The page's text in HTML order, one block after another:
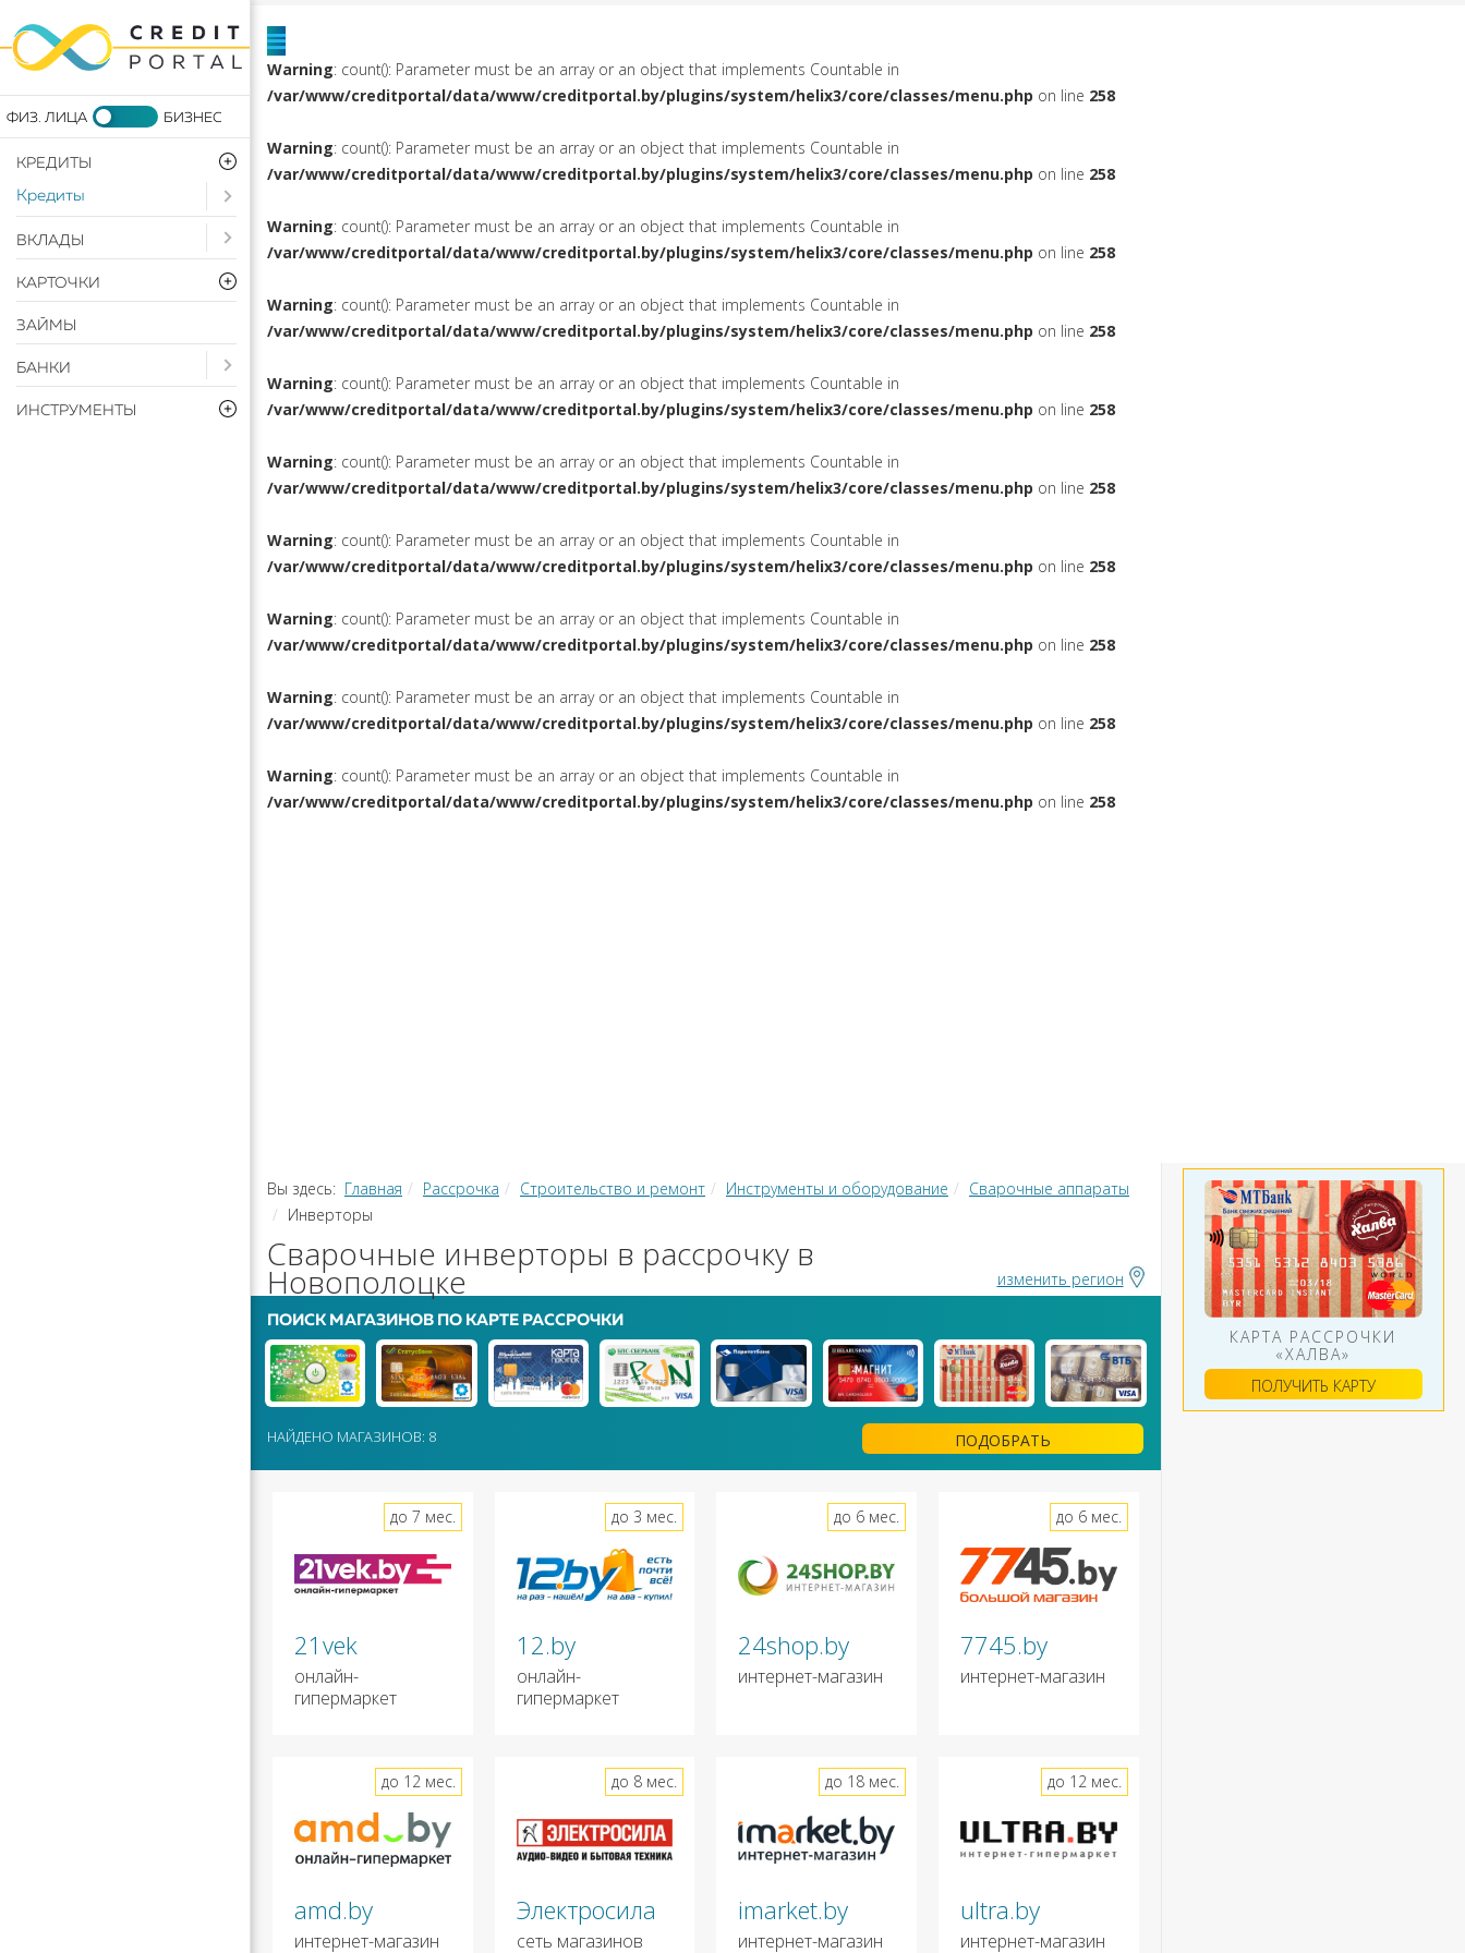
КРЕДИТЫ
Open submenu ( Кредиты)
Кредиты
Open submenu ( Вклады)
ВКЛАДЫ
КАРТОЧКИ
ЗАЙМЫ
Open submenu ( Банки)
БАНКИ
ИНСТРУМЕНТЫ
Warning: count(): Parameter must be an array or an object that implements Countable in
/var/www/creditportal/data/www/creditportal.by/plugins/system/helix3/core/classes/menu.php on line 258
Warning: count(): Parameter must be an array or an object that implements Countable in
/var/www/creditportal/data/www/creditportal.by/plugins/system/helix3/core/classes/menu.php on line 258
Warning: count(): Parameter must be an array or an object that implements Countable in
/var/www/creditportal/data/www/creditportal.by/plugins/system/helix3/core/classes/menu.php on line 258
Warning: count(): Parameter must be an array or an object that implements Countable in
/var/www/creditportal/data/www/creditportal.by/plugins/system/helix3/core/classes/menu.php on line 258
Warning: count(): Parameter must be an array or an object that implements Countable in
/var/www/creditportal/data/www/creditportal.by/plugins/system/helix3/core/classes/menu.php on line 258
Warning: count(): Parameter must be an array or an object that implements Countable in
/var/www/creditportal/data/www/creditportal.by/plugins/system/helix3/core/classes/menu.php on line 258
Warning: count(): Parameter must be an array or an object that implements Countable in
/var/www/creditportal/data/www/creditportal.by/plugins/system/helix3/core/classes/menu.php on line 258
Warning: count(): Parameter must be an array or an object that implements Countable in
/var/www/creditportal/data/www/creditportal.by/plugins/system/helix3/core/classes/menu.php on line 258
Warning: count(): Parameter must be an array or an object that implements Countable in
/var/www/creditportal/data/www/creditportal.by/plugins/system/helix3/core/classes/menu.php on line 258
Warning: count(): Parameter must be an array or an object that implements Countable in
/var/www/creditportal/data/www/creditportal.by/plugins/system/helix3/core/classes/menu.php on line 258
Вы здесь: Главная Рассрочка Строительство и ремонт Инструменты и оборудование
Сварочные аппараты
Инверторы
Сварочные инверторы в рассрочку в
Новополоцке изменить регион
ПОИСК МАГАЗИНОВ ПО КАРТЕ РАССРОЧКИ
НАЙДЕНО МАГАЗИНОВ: 8 ПОДОБРАТЬ
21vek
онлайн-
гипермаркет
до 7 мес.
12.by
онлайн-
гипермаркет
до 3 мес.
24shop.by
интернет-магазин
до 6 мес.
7745.by
интернет-магазин
до 6 мес.
amd.by
интернет-магазин
до 12 мес.
Электросила
сеть магазинов
до 8 мес.
imarket.by
интернет-магазин
до 18 мес.
ultra.by
интернет-магазин
до 12 мес.
КАРТА РАССРОЧКИ
«ХАЛВА»
ПОЛУЧИТЬ КАРТУ